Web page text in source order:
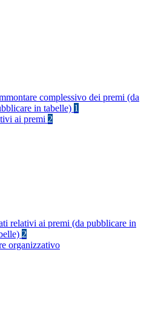
complessivo dei premi (da
in tabelle) 1
ai premi 2
relativi ai premi (da pubblicare in
2
organizzativo